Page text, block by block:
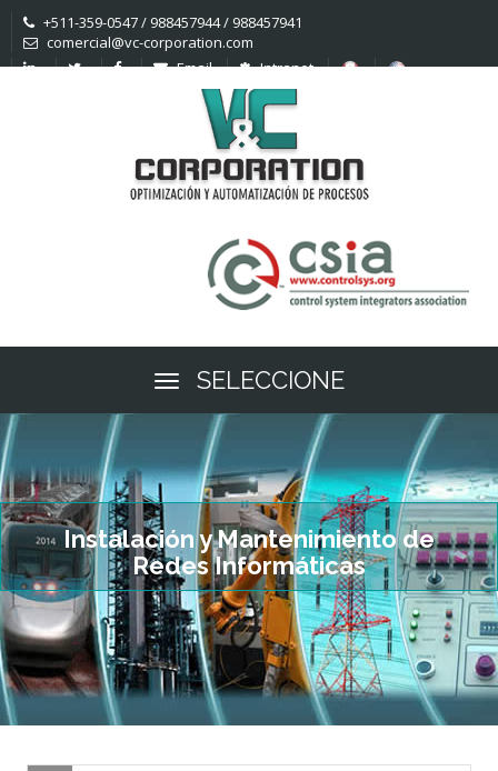
+511-359-0547 / 988457944 / 988457941
comercial@vc-corporation.com
Email
Intranet
SELECCIONE
Instalación y Mantenimiento de
Redes Informáticas